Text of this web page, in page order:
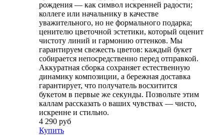
рождения — как символ искренней радости;
коллеге или начальнику в качестве
уважительного, но не формального подарка;
ценителю цветочной эстетики, который оценит
чистоту линий и гармонию оттенков. Мы
гарантируем свежесть цветов: каждый букет
собирается непосредственно перед отправкой.
Аккуратная сборка сохраняет естественную
динамику композиции, а бережная доставка
гарантирует, что получатель восхитится
букетом в первые же секунды. Позвольте этим
каллам рассказать о ваших чувствах — чисто,
искренне и стильно.
4 290 руб
Купить